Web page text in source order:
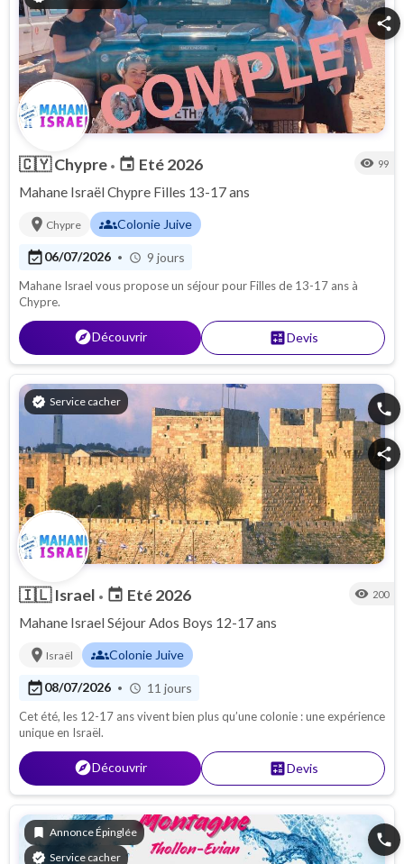
share
🇨🇾Chypre • event Eté 2026 visibility 99
Mahane Israël Chypre Filles 13-17 ans
location_on Chypre groupsColonie Juive
event_available06/07/2026 • schedule 9 jours
Mahane Israel vous propose un séjour pour Filles de 13-17 ans à
Chypre.
exploreDécouvrir calculateDevis
verified Service cacher phone
share
🇮🇱Israel • event Eté 2026 visibility 200
Mahane Israel Séjour Ados Boys 12-17 ans
location_on Israël groupsColonie Juive
event_available08/07/2026 • schedule 11 jours
Cet été, les 12-17 ans vivent bien plus qu’une colonie : une expérience
unique en Israël.
exploreDécouvrir calculateDevis
bookmark Annonce Épinglée
verified Service cacher
phone